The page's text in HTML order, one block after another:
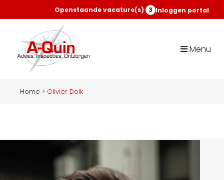
Openstaande vacature(s) 3 Inloggen portal
Menu
Home > Olivier Dolk